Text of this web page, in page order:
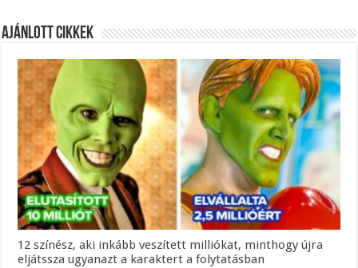
Ajánlott Cikkek
12 színész, aki inkább veszített milliókat, minthogy újra
eljátssza ugyanazt a karaktert a folytatásban